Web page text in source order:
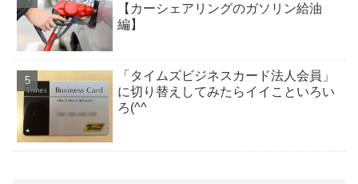
【カーシェアリングのガソリン給油
編】
「タイムズビジネスカード法人会員」
に切り替えしてみたらイイこといろい
ろ(^^ゞ